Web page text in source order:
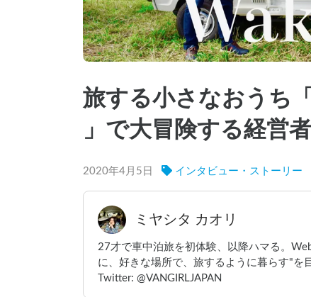
旅する小さなおうち
」で大冒険する経営
2020年4月5日 インタビュー・ストーリー
ミヤシタ カオリ
27才で車中泊旅を初体験、以降ハマる。
に、好きな場所で、旅するように暮らす"を
Twitter: @VANGIRLJAPAN